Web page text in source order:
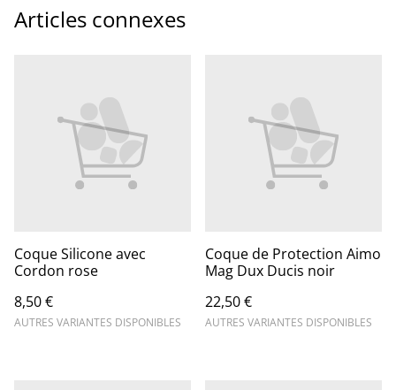
Articles connexes
Coque Silicone avec
Cordon rose
8,50 €
AUTRES VARIANTES DISPONIBLES
Coque de Protection Aimo
Mag Dux Ducis noir
22,50 €
AUTRES VARIANTES DISPONIBLES